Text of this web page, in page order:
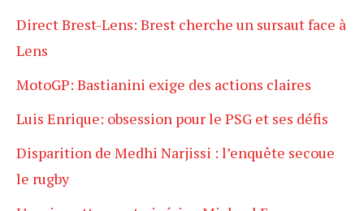
Direct Brest-Lens: Brest cherche un sursaut face à
Lens
MotoGP: Bastianini exige des actions claires
Luis Enrique: obsession pour le PSG et ses défis
Disparition de Medhi Narjissi : l’enquête secoue
le rugby